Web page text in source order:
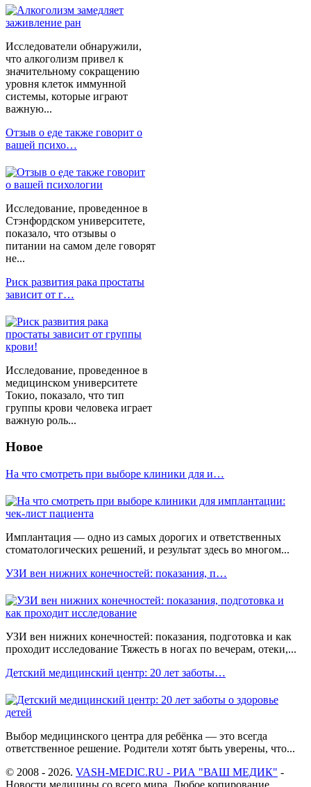
Исследователи обнаружили,
что алкоголизм привел к
значительному сокращению
уровня клеток иммунной
системы, которые играют
важную...
Отзыв о еде также говорит о
вашей психо…
Исследование, проведенное в
Стэнфордском университете,
показало, что отзывы о
питании на самом деле говорят
не...
Риск развития рака простаты
зависит от г…
Исследование, проведенное в
медицинском университете
Токио, показало, что тип
группы крови человека играет
важную роль...
Новое
На что смотреть при выборе клиники для и…
Имплантация — одно из самых дорогих и ответственных
стоматологических решений, и результат здесь во многом...
УЗИ вен нижних конечностей: показания, п…
УЗИ вен нижних конечностей: показания, подготовка и как
проходит исследование Тяжесть в ногах по вечерам, отеки,...
Детский медицинский центр: 20 лет заботы…
Выбор медицинского центра для ребёнка — это всегда
ответственное решение. Родители хотят быть уверены, что...
© 2008 - 2026. VASH-MEDIC.RU - РИА "ВАШ МЕДИК" -